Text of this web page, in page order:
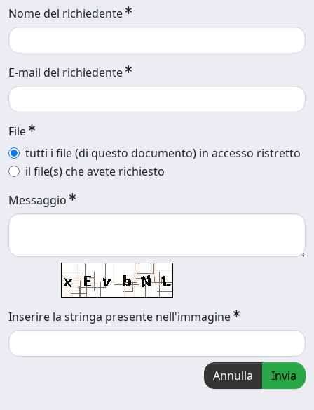
Nome del richiedente
E-mail del richiedente
File
tutti i file (di questo documento) in accesso ristretto
il file(s) che avete richiesto
Messaggio
Inserire la stringa presente nell'immagine
Annulla Invia